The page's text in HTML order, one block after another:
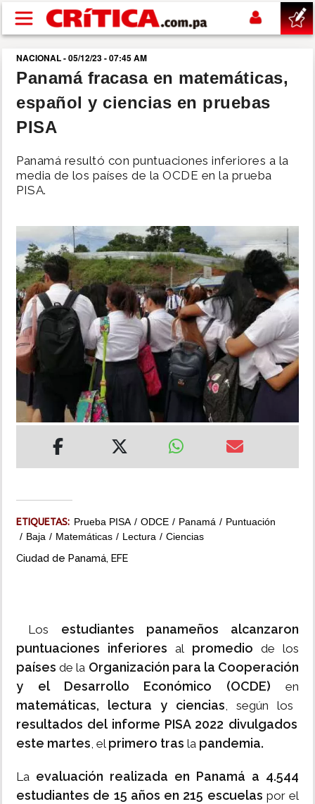
Pasar al contenido principal
buscar
SUCESOS
POLÍTICA
DEPORTES
MUNDO
INSÓLITAS
IMPRESO
NACIONAL - 05/12/23 - 07:45 AM
Panamá fracasa en matemáticas,
español y ciencias en pruebas
PISA
Panamá resultó con puntuaciones inferiores a la
media de los países de la OCDE en la prueba
PISA.
ETIQUETAS: Prueba PISA ODCE Panamá
Puntuación
Baja
Matemáticas Lectura Ciencias
Ciudad de Panamá, EFE
Los estudiantes panameños
alcanzaron
puntuaciones inferiores al promedio de los
países de la Organización para la Cooperación
y el Desarrollo Económico (OCDE) en
matemáticas, lectura y ciencias, según los
resultados del informe PISA 2022 divulgados
este martes, el primero tras la pandemia.
La evaluación realizada en Panamá a 4.544
estudiantes de 15 años en 215 escuelas por el